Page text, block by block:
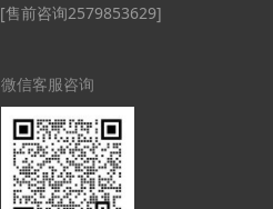
[售前咨询2579853629]
微信客服咨询